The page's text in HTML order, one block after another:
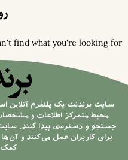
find what you're looking for.
سایت برندنت یک پلتفرم آنلاین
محیط متمرکز اطلاعات و
جستجو و دسترسی پیدا کنند.
برای کاربران عمل می‌کنند و
کمک